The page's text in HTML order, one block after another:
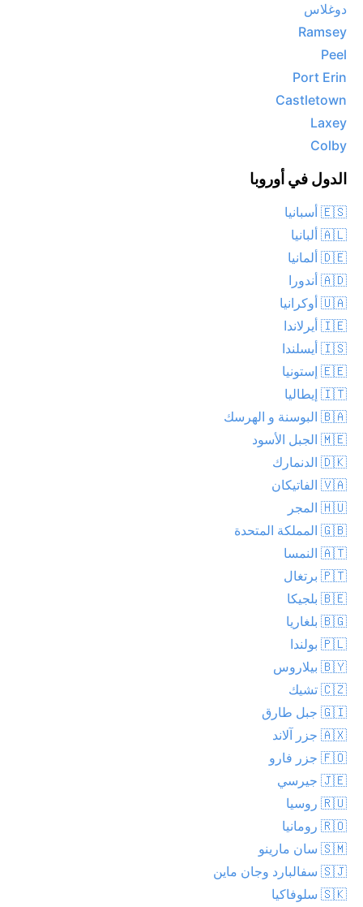
دوغلاس
Ramsey
Peel
Port Erin
Castletown
Laxey
Colby
الدول في أوروبا
🇪🇸 أسبانيا
🇦🇱 ألبانيا
🇩🇪 ألمانيا
🇦🇩 أندورا
🇺🇦 أوكرانيا
🇮🇪 أيرلاندا
🇮🇸 أيسلندا
🇪🇪 إستونيا
🇮🇹 إيطاليا
🇧🇦 البوسنة و الهرسك
🇲🇪 الجبل الأسود
🇩🇰 الدنمارك
🇻🇦 الفاتيكان
🇭🇺 المجر
🇬🇧 المملكة المتحدة
🇦🇹 النمسا
🇵🇹 برتغال
🇧🇪 بلجيكا
🇧🇬 بلغاريا
🇵🇱 بولندا
🇧🇾 بيلاروس
🇨🇿 تشيك
🇬🇮 جبل طارق
🇦🇽 جزر آلاند
🇫🇴 جزر فارو
🇯🇪 جيرسي
🇷🇺 روسيا
🇷🇴 رومانيا
🇸🇲 سان مارينو
🇸🇯 سفالبارد وجان ماين
🇸🇰 سلوفاكيا